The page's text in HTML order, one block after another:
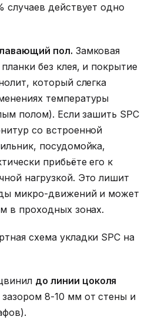
случаев действует одно
пол. Замковая
без клея, и покрытие
который слегка
температуры
полом). Если зашить SPC
со встроенной
посудомойка,
прибьёте его к
нагрузкой. Это лишит
микро-движений и может
в проходных зонах.
схема укладки SPC на
до линии цоколя
зазором 8-10 мм от стены и